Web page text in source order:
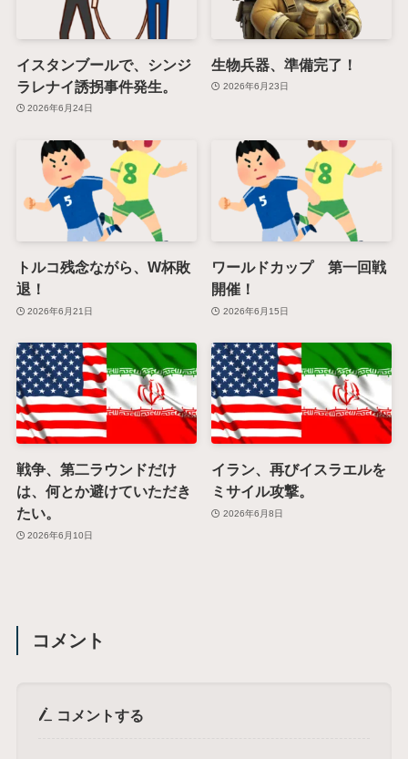
イスタンブールで、シンジ
ラレナイ誘拐事件発生。
2026年6月24日
生物兵器、準備完了！
2026年6月23日
トルコ残念ながら、W杯敗
退！
2026年6月21日
ワールドカップ 第一回戦
開催！
2026年6月15日
戦争、第二ラウンドだけ
は、何とか避けていただき
たい。
2026年6月10日
イラン、再びイスラエルを
ミサイル攻撃。
2026年6月8日
コメント
コメントする